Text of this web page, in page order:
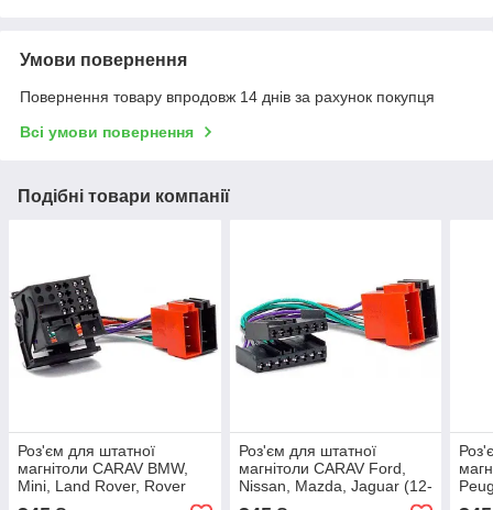
Умови повернення
Повернення товару впродовж 14 днів за рахунок покупця
Всі умови повернення
Подібні товари компанії
Роз'єм для штатної
магнітоли CARAV BMW,
Mini, Land Rover, Rover
Роз'єм для штатної
магнітоли CARAV Ford,
Nissan, Mazda, Jaguar (12-